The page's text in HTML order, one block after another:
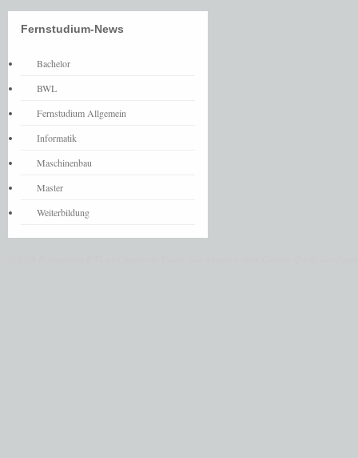
Fernstudium-News
Bachelor
BWL
Fernstudium Allgemein
Informatik
Maschinenbau
Master
Weiterbildung